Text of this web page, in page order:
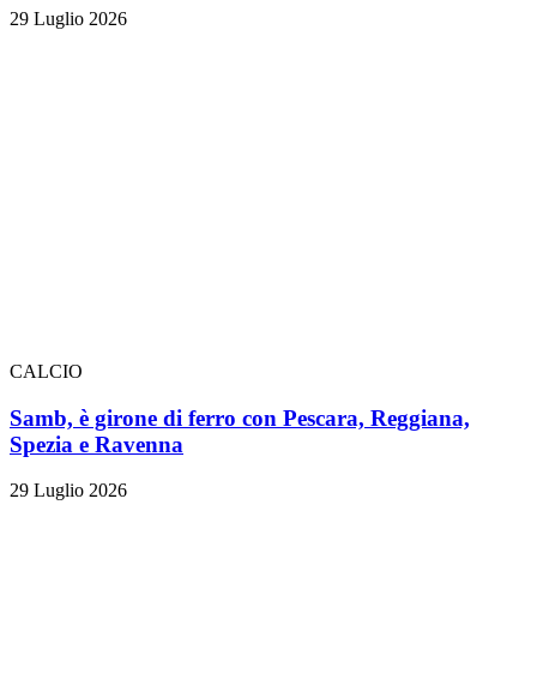
29 Luglio 2026
CALCIO
Samb, è girone di ferro con Pescara, Reggiana,
Spezia e Ravenna
29 Luglio 2026